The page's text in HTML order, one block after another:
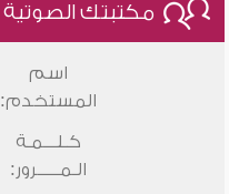
مكتبتك الصوتية
اسم
المستخدم:
كـلـــمـة
الـمـــــرور: